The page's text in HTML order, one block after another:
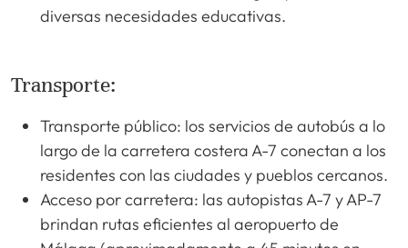
diversas necesidades educativas.
Transporte:
Transporte público: los servicios de autobús a lo
largo de la carretera costera A-7 conectan a los
residentes con las ciudades y pueblos cercanos.
Acceso por carretera: las autopistas A-7 y AP-7
brindan rutas eficientes al aeropuerto de